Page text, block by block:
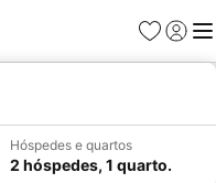
Favoritos
Iniciar
Hóspedes e quartos
2 hóspedes, 1 quarto.